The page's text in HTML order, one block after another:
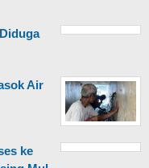
Air
ke